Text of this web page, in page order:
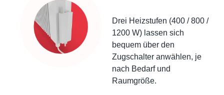
Drei Heizstufen (400 / 800 /
1200 W) lassen sich
bequem über den
Zugschalter anwählen, je
nach Bedarf und
Raumgröße.